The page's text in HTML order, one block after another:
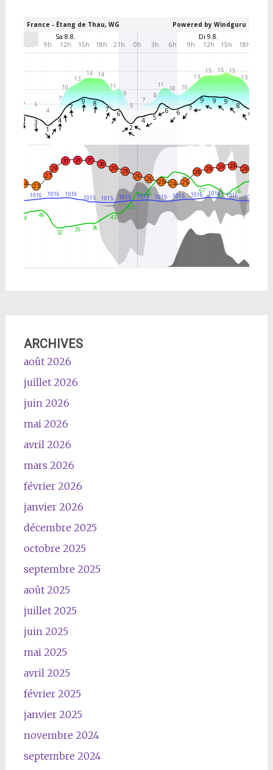
ARCHIVES
août 2026
juillet 2026
juin 2026
mai 2026
avril 2026
mars 2026
février 2026
janvier 2026
décembre 2025
octobre 2025
septembre 2025
août 2025
juillet 2025
juin 2025
mai 2025
avril 2025
février 2025
janvier 2025
novembre 2024
septembre 2024